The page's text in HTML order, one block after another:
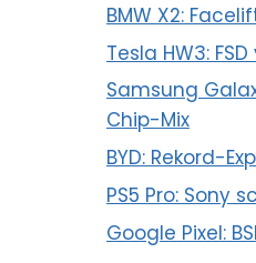
BMW X2:
Tesla HW3:
Samsung
Chip-Mix
BYD: Rekord-
PS5 Pro: Sony
Google Pixel: